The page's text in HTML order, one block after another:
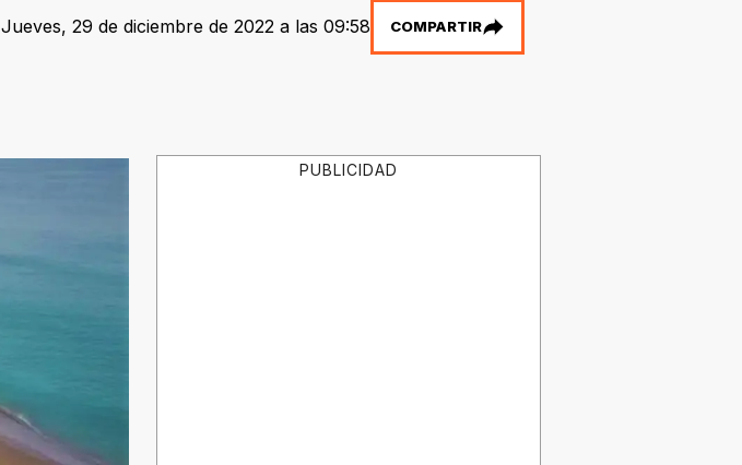
Jueves, 29 de diciembre de 2022 a las 09:58 COMPARTIR
PUBLICIDAD